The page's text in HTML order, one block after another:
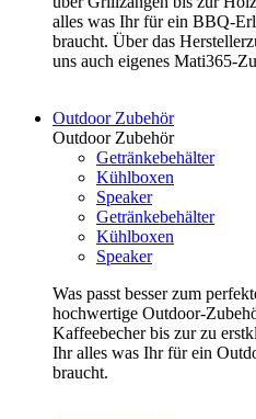
alles was Ihr für ein BBQ-
braucht. Über das
uns auch eigenes Mati365-
Outdoor Zubehör
Outdoor Zubehör
Getränkebehälter
Kühlboxen
Speaker
Getränkebehälter
Kühlboxen
Speaker
Was passt besser zum
hochwertige Outdoor-
Kaffeebecher bis zur zu
Ihr alles was Ihr für ein
braucht.